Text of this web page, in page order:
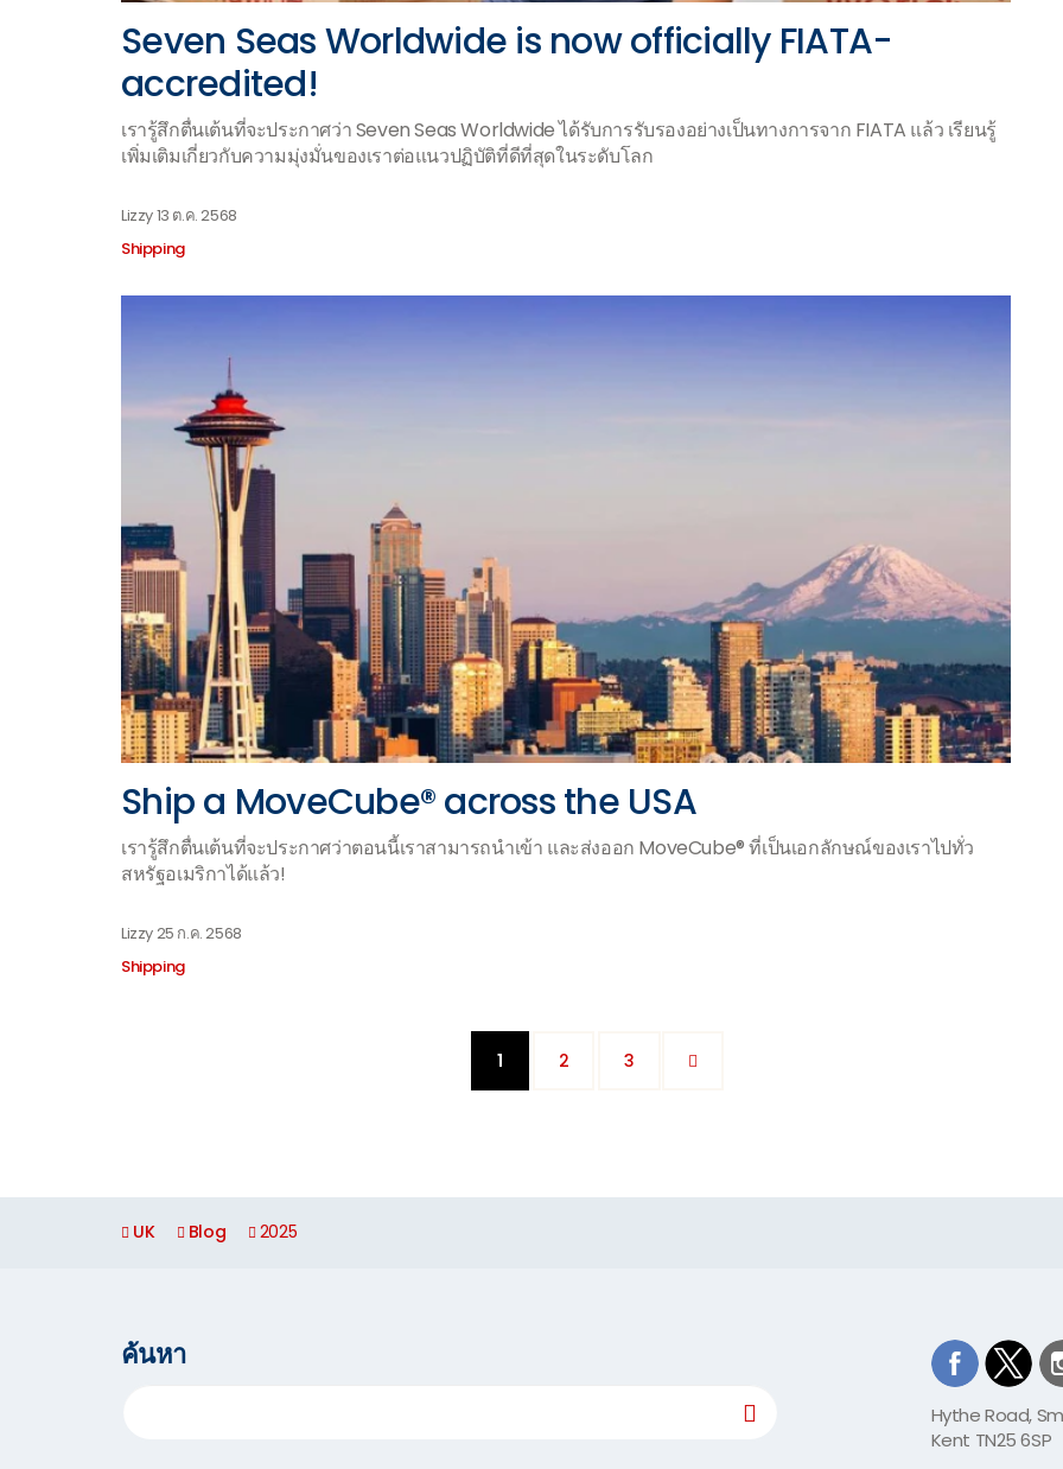
Seven Seas Worldwide is now officially FIATA-
accredited!
เรารู้สึกตื่นเต้นที่จะประกาศว่า Seven Seas Worldwide ได้รับการรับรองอย่างเป็นทางการจาก FIATA แล้ว เรียนรู้
เพิ่มเติมเกี่ยวกับความมุ่งมั่นของเราต่อแนวปฏิบัติที่ดีที่สุดในระดับโลก
Lizzy13 ต.ค. 2568
Shipping
Ship a MoveCube® across the USA
เรารู้สึกตื่นเต้นที่จะประกาศว่าตอนนี้เราสามารถนำเข้า และส่งออก MoveCube® ที่เป็นเอกลักษณ์ของเราไปทั่ว
สหรัฐอเมริกาได้แล้ว!
Lizzy25 ก.ค. 2568
Shipping
1(current)
2 3
UK Blog 2025
ค้นหา
Hythe Road,
Kent TN25 6SP